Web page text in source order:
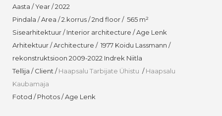
Aasta / Year / 2022
Pindala / Area / 2.korrus / 2nd floor / 565 m²
Sisearhitektuur / Interior architecture / Age Lenk
Arhitektuur / Architecture / 1977 Koidu Lassmann /
rekonstruktsioon 2009-2022 Indrek Niitla
Tellija / Client /Haapsalu Tarbijate Ühistu /Haapsalu
Kaubamaja
Fotod / Photos / Age Lenk